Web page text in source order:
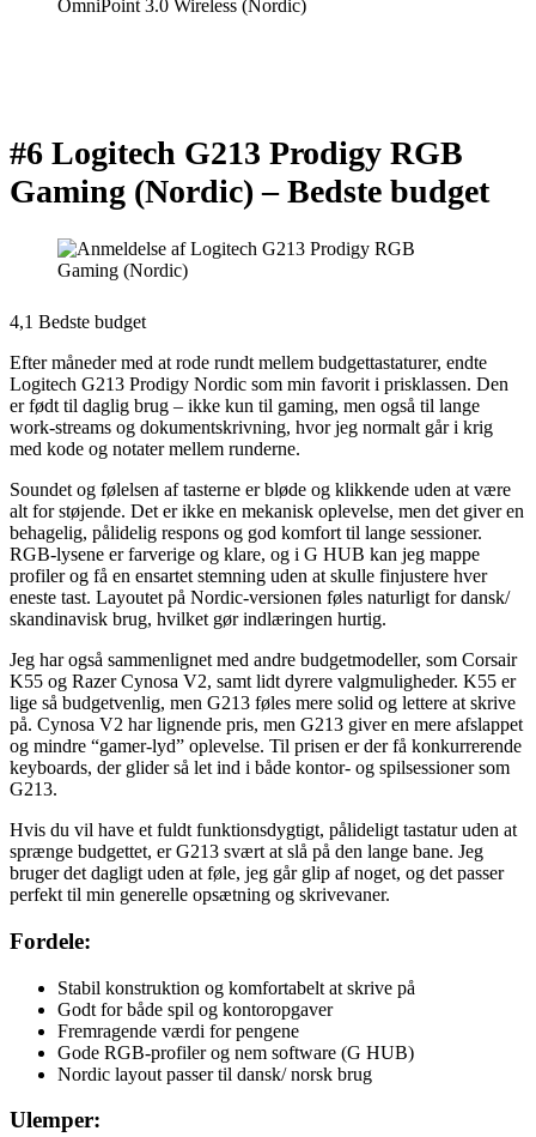
#6 Logitech G213 Prodigy RGB
Gaming (Nordic) –Bedste budget
4,1 Bedste budget
Efter måneder med at rode rundt mellem budgettastaturer, endte
Logitech G213 Prodigy Nordic som min favorit i prisklassen. Den
er født til daglig brug – ikke kun til gaming, men også til lange
work-streams og dokumentskrivning, hvor jeg normalt går i krig
med kode og notater mellem runderne.
Soundet og følelsen af tasterne er bløde og klikkende uden at være
alt for støjende. Det er ikke en mekanisk oplevelse, men det giver en
behagelig, pålidelig respons og god komfort til lange sessioner.
RGB-lysene er farverige og klare, og i G HUB kan jeg mappe
profiler og få en ensartet stemning uden at skulle finjustere hver
eneste tast. Layoutet på Nordic-versionen føles naturligt for dansk/
skandinavisk brug, hvilket gør indlæringen hurtig.
Jeg har også sammenlignet med andre budgetmodeller, som Corsair
K55 og Razer Cynosa V2, samt lidt dyrere valgmuligheder. K55 er
lige så budgetvenlig, men G213 føles mere solid og lettere at skrive
på. Cynosa V2 har lignende pris, men G213 giver en mere afslappet
og mindre “gamer-lyd” oplevelse. Til prisen er der få konkurrerende
keyboards, der glider så let ind i både kontor- og spilsessioner som
G213.
Hvis du vil have et fuldt funktionsdygtigt, pålideligt tastatur uden at
sprænge budgettet, er G213 svært at slå på den lange bane. Jeg
bruger det dagligt uden at føle, jeg går glip af noget, og det passer
perfekt til min generelle opsætning og skrivevaner.
Fordele:
Stabil konstruktion og komfortabelt at skrive på
Godt for både spil og kontoropgaver
Fremragende værdi for pengene
Gode RGB-profiler og nem software (G HUB)
Nordic layout passer til dansk/ norsk brug
Ulemper: